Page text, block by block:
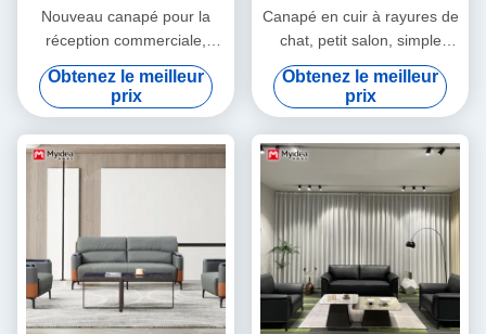
Nouveau canapé pour la
réception commerciale,
nouveau bureau en cuir de
chat, canapé de réception
haut de gamme pour les
invités.
Obtenez le meilleur
prix
Canapé en cuir à rayures de
chat, petit salon, simple
double et trois personnes
Appartement de magasin de
vêtements nordique, couleur
orange
Obtenez le meilleur
prix